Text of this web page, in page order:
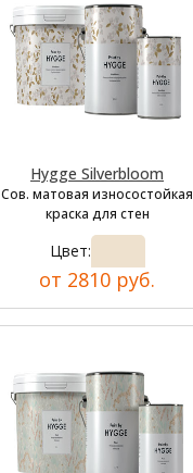
Hygge Silverbloom
Сов. матовая износостойкая
краска для стен
Цвет:
от 2810 руб.